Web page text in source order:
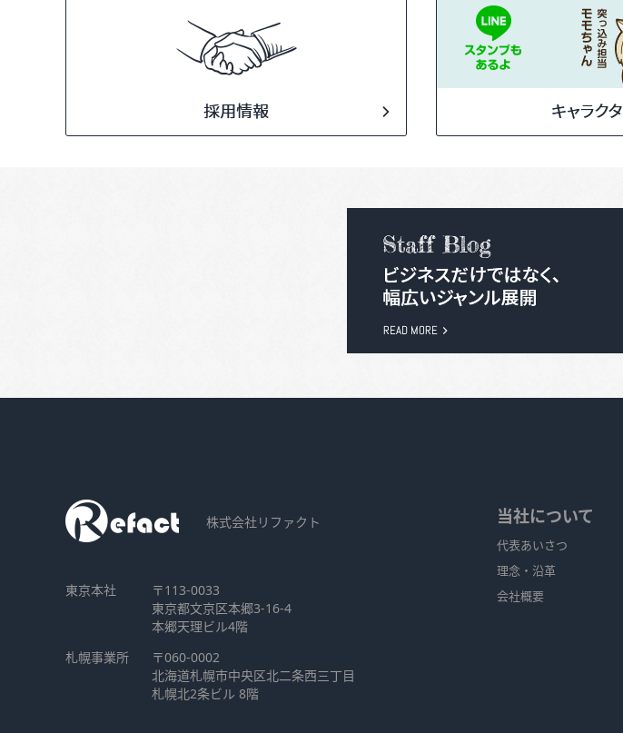
株式会社リファクト
東京本社
〒113-0033
東京都文京区本郷3-16-4
本郷天理ビル4階
札幌事業所
〒060-0002
北海道札幌市中央区北二条西三丁目
札幌北2条ビル 8階
当社について
代表あいさつ
理念・沿革
会社概要